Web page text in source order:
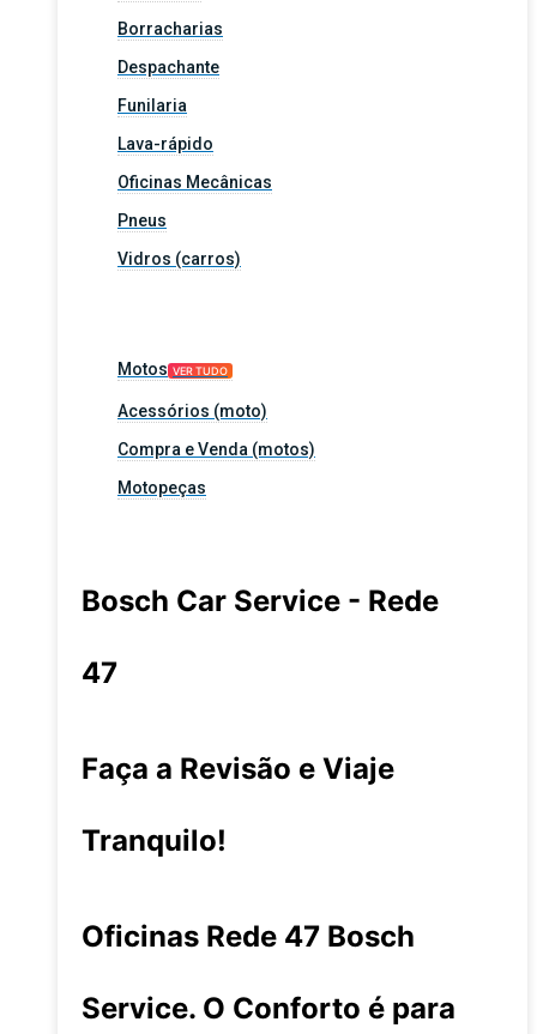
Borracharias
Despachante
Funilaria
Lava-rápido
Oficinas Mecânicas
Pneus
Vidros (carros)
Motos VER TUDO
Acessórios (moto)
Compra e Venda (motos)
Motopeças
Bosch Car Service - Rede
47
Faça a Revisão e Viaje
Tranquilo!
Oficinas Rede 47 Bosch
Service. O Conforto é para